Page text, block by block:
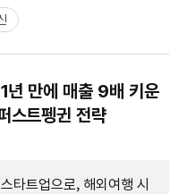
년 만에 매출 9배 키운
스트펭귄 전략
타트업으로, 해외여행 시